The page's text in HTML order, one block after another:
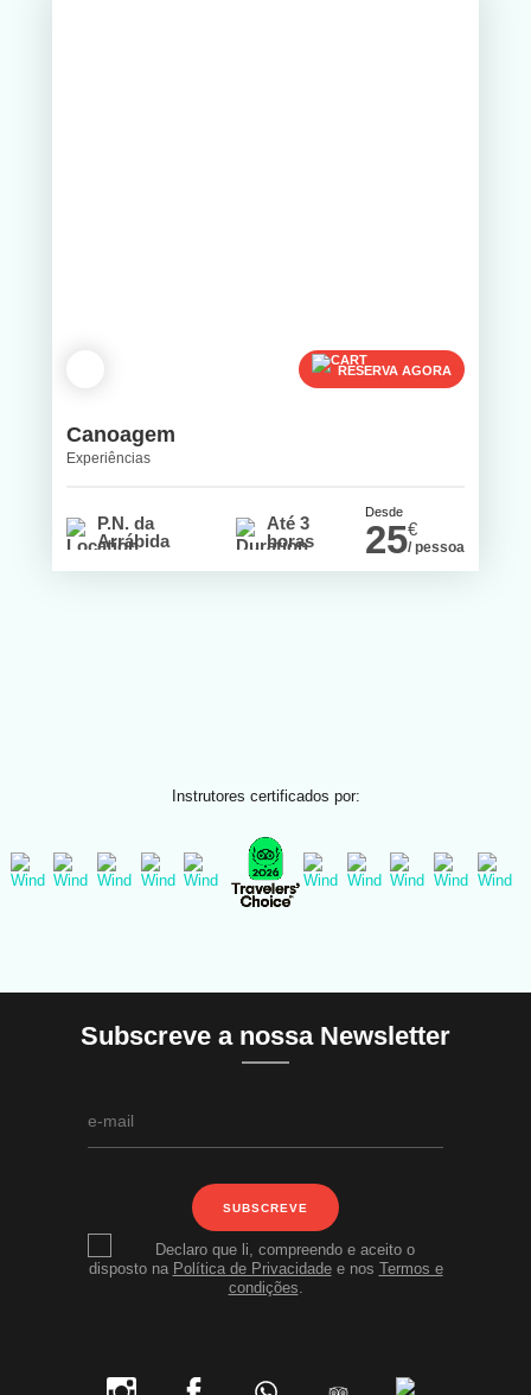
RESERVA AGORA
Canoagem
Experiências
P.N. da
Arrábida
Até 3
horas
Desde
25€
/ pessoa
Instrutores certificados por:
Subscreve a nossa Newsletter
SUBSCREVE
Declaro que li, compreendo e aceito o
disposto na Política de Privacidadee nos Termos e
condições.